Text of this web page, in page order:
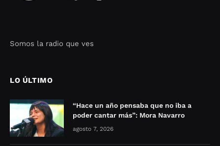
Somos la radio que ves
LO ÚLTIMO
“Hace un año pensaba que no iba a
poder cantar más”: Mora Navarro
agosto 7, 2026